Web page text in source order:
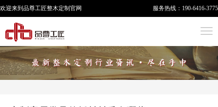
欢迎来到品尊工匠整木定制 官网 服务热线： 190-6416-3775